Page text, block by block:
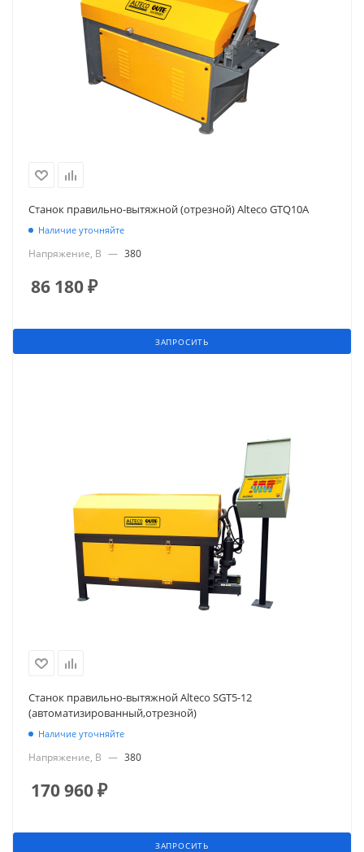
Станок правильно-вытяжной (отрезной) Alteco GTQ10А
Наличие уточняйте
Напряжение, В — 380
86 180₽
ЗАПРОСИТЬ
Станок правильно-вытяжной Alteco SGT5-12
(автоматизированный,отрезной)
Наличие уточняйте
Напряжение, В — 380
170 960₽
ЗАПРОСИТЬ